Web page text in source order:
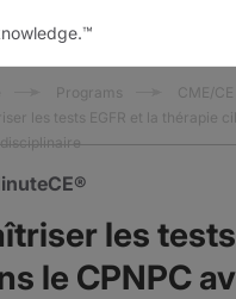
™
Programs
CME/CE
les tests EGFR et la thérapie
les
le CPNPC